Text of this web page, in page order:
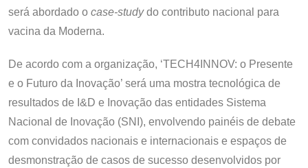
será abordado o case-studydo contributo nacional para
vacina da Moderna.
De acordo com a organização, ‘TECH4INNOV: o Presente
e o Futuro da Inovação’ será uma mostra tecnológica de
resultados de I&D e Inovação das entidades Sistema
Nacional de Inovação (SNI), envolvendo painéis de debate
com convidados nacionais e internacionais e espaços de
desmonstração de casos de sucesso desenvolvidos por